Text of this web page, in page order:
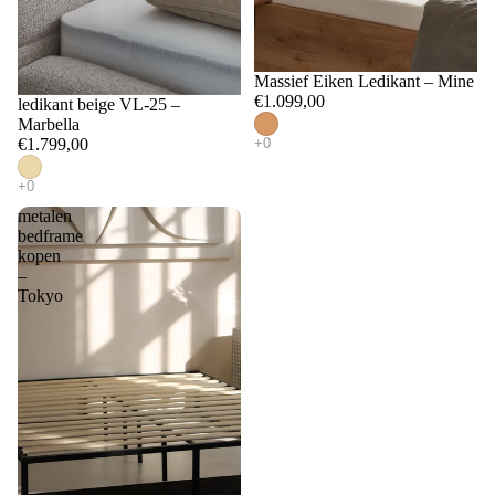
e
r
g
b
s
p
g
i
n
J
a
lake
ns
f
d
s
s
e
n
s
ledikant beige VL-25 –
Marbella
€1.799,00
Massief Eiken Ledikant – Mine
€1.099,00
metalen
bedframe
kopen
–
Tokyo